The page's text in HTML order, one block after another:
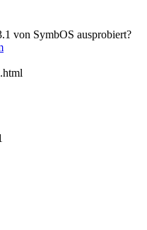
von SymbOS ausprobiert?